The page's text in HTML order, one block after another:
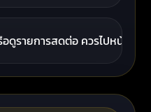
รายการสดต่อ ควรไปหน้าไหน?